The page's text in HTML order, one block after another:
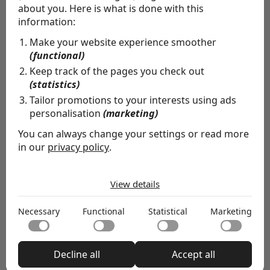
about you. Here is what is done with this
information:
Make your website experience smoother
(functional)
Keep track of the pages you check out
(statistics)
Tailor promotions to your interests using ads
personalisation(marketing)
You can always change your settings or read more
in our privacy policy.
enabling basic functions like page navigation and access
to secure areas of the website. The website cannot
function properly without these cookies.
Functional
Functional cookies enable a website to remember
information that changes the way the website behaves
or looks, like your preferred language or the region that
Statistical
Statistical cookies help website owners to understand
View details
Necessary Functional Statistical Marketing
Decline all Accept all
“Heel boeiend
om te ervaren
hoe leiderschap